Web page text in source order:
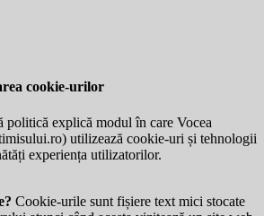
cookie-urilor
politică explică modul în care Vocea
) utilizează cookie-uri și tehnologii
experiența utilizatorilor.
Cookie-urile sunt fișiere text mici stocate